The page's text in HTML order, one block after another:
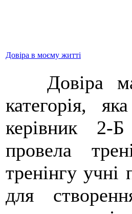
Довіра в моєму житті
Довіра
категорія,
керівник 2-
провела
тренінгу
для